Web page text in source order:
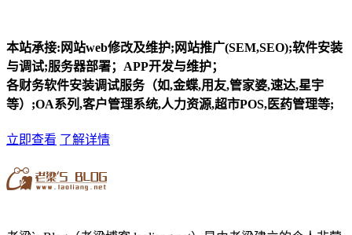
本站承接:网站web修改及维护;网站推广(SEM,SEO);软件安装
与调试;服务器部署；APP开发与维护；
各财务软件安装调试服务（如,金蝶,用友,管家婆,速达,星宇
等）;OA系列,客户管理系统,人力资源,超市POS,医药管理等;
立即查看 了解详情